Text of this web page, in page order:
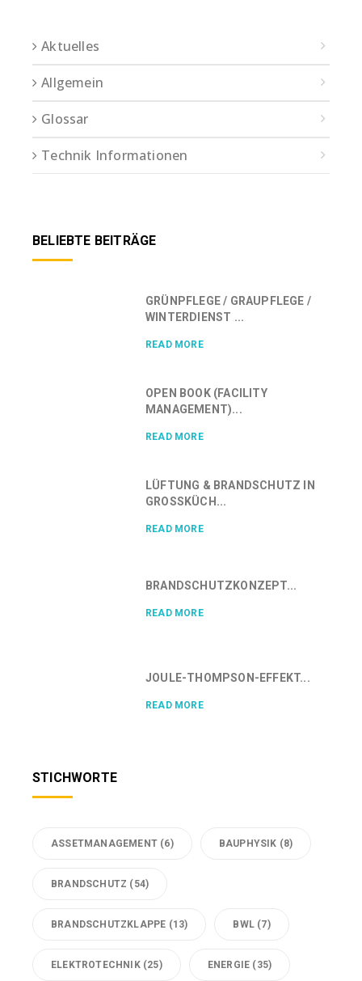
Aktuelles
Allgemein
Glossar
Technik Informationen
BELIEBTE BEITRÄGE
GRÜNPFLEGE / GRAUPFLEGE /
WINTERDIENST ...
READ MORE
OPEN BOOK (FACILITY
MANAGEMENT)...
READ MORE
LÜFTUNG & BRANDSCHUTZ IN
GROSSKÜCH...
READ MORE
BRANDSCHUTZKONZEPT...
READ MORE
JOULE-THOMPSON-EFFEKT...
READ MORE
STICHWORTE
ASSETMANAGEMENT (6) BAUPHYSIK (8)
BRANDSCHUTZ (54)
BRANDSCHUTZKLAPPE (13) BWL (7)
ELEKTROTECHNIK(25) ENERGIE (35)